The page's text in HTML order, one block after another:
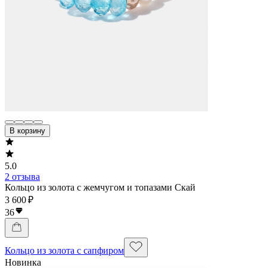
В корзину
5.0
2 отзыва
Кольцо из золота с жемчугом и топазами Скай
3 600 ₽
36
Кольцо из золота с сапфиром
Новинка